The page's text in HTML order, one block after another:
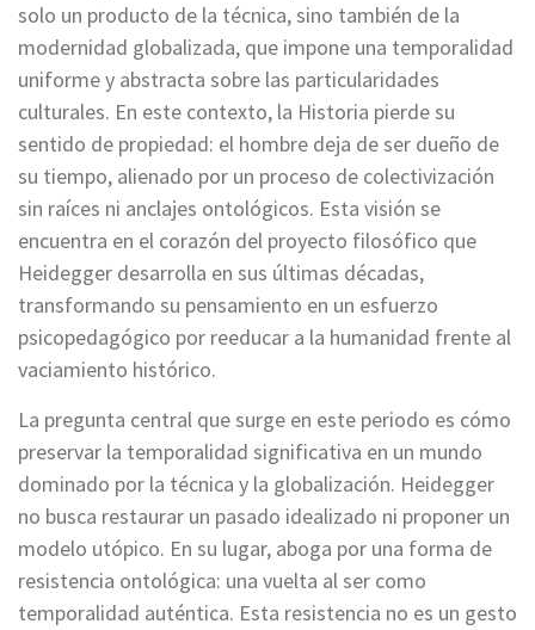
solo un producto de la técnica, sino también de la
modernidad globalizada, que impone una temporalidad
uniforme y abstracta sobre las particularidades
culturales. En este contexto, la Historia pierde su
sentido de propiedad: el hombre deja de ser dueño de
su tiempo, alienado por un proceso de colectivización
sin raíces ni anclajes ontológicos. Esta visión se
encuentra en el corazón del proyecto filosófico que
Heidegger desarrolla en sus últimas décadas,
transformando su pensamiento en un esfuerzo
psicopedagógico por reeducar a la humanidad frente al
vaciamiento histórico.
La pregunta central que surge en este periodo es cómo
preservar la temporalidad significativa en un mundo
dominado por la técnica y la globalización. Heidegger
no busca restaurar un pasado idealizado ni proponer un
modelo utópico. En su lugar, aboga por una forma de
resistencia ontológica: una vuelta al ser como
temporalidad auténtica. Esta resistencia no es un gesto